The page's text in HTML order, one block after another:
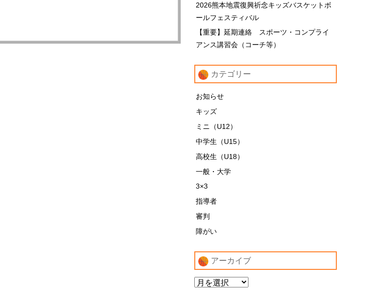
2026熊本地震復興祈念キッズバスケットボ
ールフェスティバル
【重要】延期連絡 スポーツ・コンプライ
アンス講習会（コーチ等）
カテゴリー
お知らせ
キッズ
ミニ（U12）
中学生（U15）
高校生（U18）
一般・大学
3×3
指導者
審判
障がい
アーカイブ